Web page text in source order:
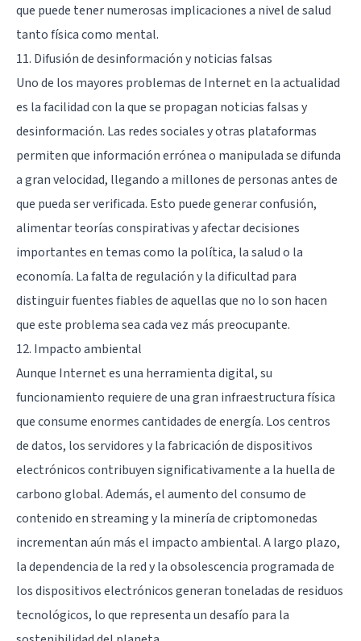
que puede tener numerosas implicaciones a nivel de salud
tanto física como mental.
11. Difusión de desinformación y noticias falsas
Uno de los mayores problemas de Internet en la actualidad
es la facilidad con la que se propagan noticias falsas y
desinformación. Las redes sociales y otras plataformas
permiten que información errónea o manipulada se difunda
a gran velocidad, llegando a millones de personas antes de
que pueda ser verificada. Esto puede generar confusión,
alimentar teorías conspirativas y afectar decisiones
importantes en temas como la política, la salud o la
economía. La falta de regulación y la dificultad para
distinguir fuentes fiables de aquellas que no lo son hacen
que este problema sea cada vez más preocupante.
12. Impacto ambiental
Aunque Internet es una herramienta digital, su
funcionamiento requiere de una gran infraestructura física
que consume enormes cantidades de energía. Los centros
de datos, los servidores y la fabricación de dispositivos
electrónicos contribuyen significativamente a la huella de
carbono global. Además, el aumento del consumo de
contenido en streaming y la minería de criptomonedas
incrementan aún más el impacto ambiental. A largo plazo,
la dependencia de la red y la obsolescencia programada de
los dispositivos electrónicos generan toneladas de residuos
tecnológicos, lo que representa un desafío para la